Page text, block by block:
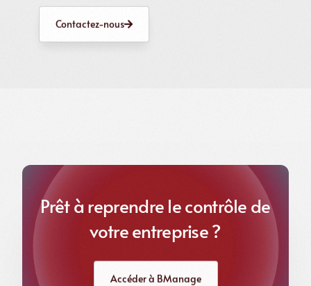
Contactez-nous
Prêt à reprendre le contrôle de
votre entreprise ?
Accéder à BManage